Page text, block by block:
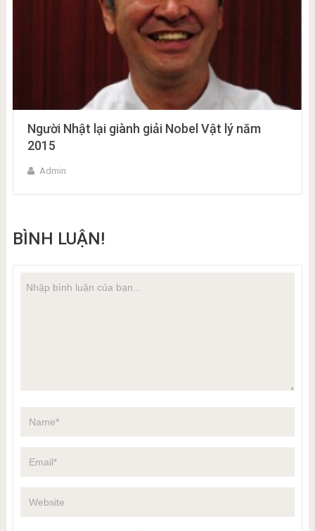
Người Nhật lại giành giải Nobel Vật lý năm
2015
Admin
BÌNH LUẬN!